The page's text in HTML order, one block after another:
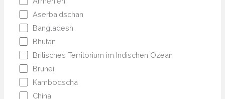
Aserbaidschan
Bangladesh
Bhutan
Britisches Territorium im Indischen Ozean
Brunei
Kambodscha
China